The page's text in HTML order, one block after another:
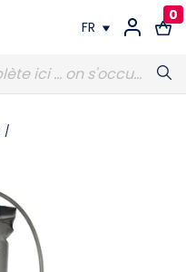
FR
FR
0
/